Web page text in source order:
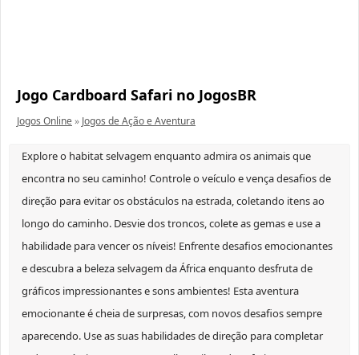
Jogo Cardboard Safari no JogosBR
Jogos Online» Jogos de Ação e Aventura
Explore o habitat selvagem enquanto admira os animais que
encontra no seu caminho! Controle o veículo e vença desafios de
direção para evitar os obstáculos na estrada, coletando itens ao
longo do caminho. Desvie dos troncos, colete as gemas e use a
habilidade para vencer os níveis! Enfrente desafios emocionantes
e descubra a beleza selvagem da África enquanto desfruta de
gráficos impressionantes e sons ambientes! Esta aventura
emocionante é cheia de surpresas, com novos desafios sempre
aparecendo. Use as suas habilidades de direção para completar